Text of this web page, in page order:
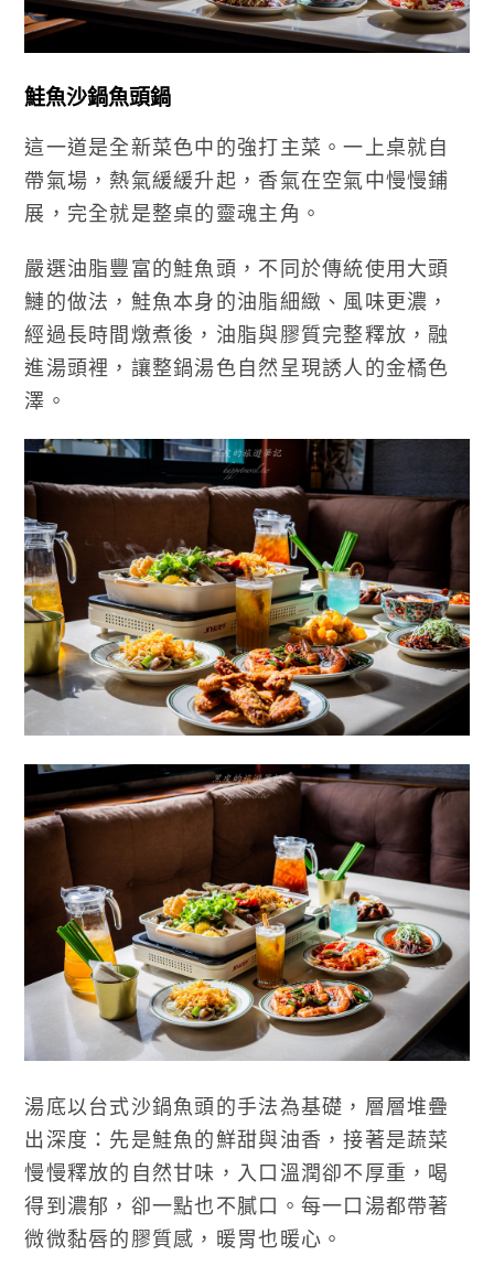
鮭魚沙鍋魚頭鍋
這一道是全新菜色中的強打主菜。一上桌就自
帶氣場，熱氣緩緩升起，香氣在空氣中慢慢鋪
展，完全就是整桌的靈魂主角。
嚴選油脂豐富的鮭魚頭，不同於傳統使用大頭
鰱的做法，鮭魚本身的油脂細緻、風味更濃，
經過長時間燉煮後，油脂與膠質完整釋放，融
進湯頭裡，讓整鍋湯色自然呈現誘人的金橘色
澤。
湯底以台式沙鍋魚頭的手法為基礎，層層堆疊
出深度：先是鮭魚的鮮甜與油香，接著是蔬菜
慢慢釋放的自然甘味，入口溫潤卻不厚重，喝
得到濃郁，卻一點也不膩口。每一口湯都帶著
微微黏唇的膠質感，暖胃也暖心。